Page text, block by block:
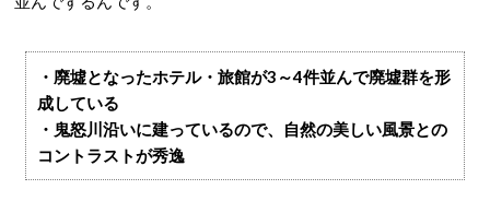
・廃墟となったホテル・旅館が3～4件並んで廃墟群を形
成している
・鬼怒川沿いに建っているので、自然の美しい風景との
コントラストが秀逸